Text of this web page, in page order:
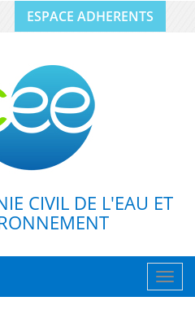
ESPACE ADHERENTS
CIVIL DE L'EAU ET